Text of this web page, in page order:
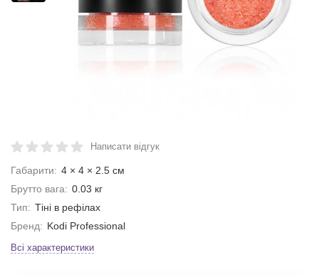
Написати відгук
Габарити: 4 × 4 × 2.5 см
Брутто вага: 0.03 кг
Тип: Тіні в рефілах
Бренд: Kodi Professional
Всі характеристики